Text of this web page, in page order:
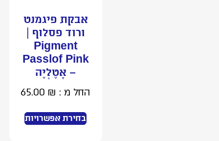
אבקת פיגמנט
ורוד פסלוף |
Pigment
Passlof Pink
– אָטֶלְיֶה
החל מ : 65.00₪
בחירת אפשרויות